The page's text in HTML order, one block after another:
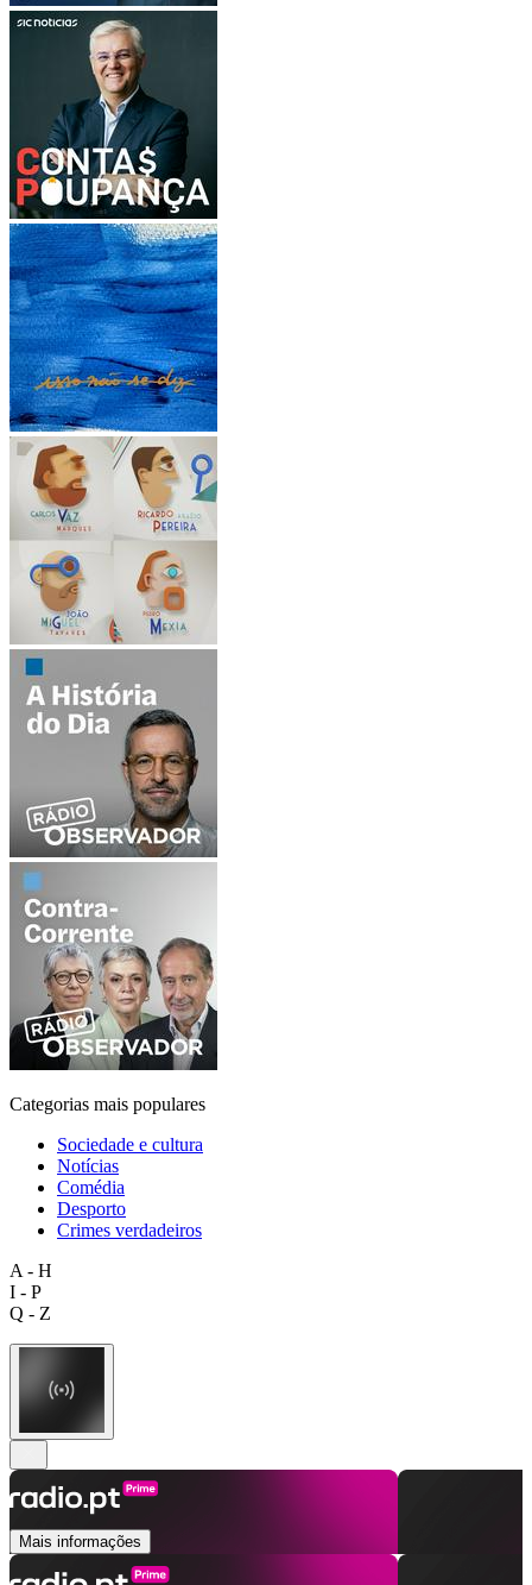
Categorias mais populares
Sociedade e cultura
Notícias
Comédia
Desporto
Crimes verdadeiros
A - H
I - P
Q - Z
Mais informações